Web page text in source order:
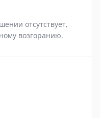
отсутствует,
возгоранию.